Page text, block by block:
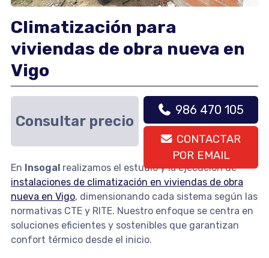
Climatización para
viviendas de obra nueva en
Vigo
Consultar precio
986 470 105
CONTACTAR
POR EMAIL
En Insogalrealizamos el estudio y la ejecución de
instalaciones de climatización en viviendas de obra
nueva en Vigo, dimensionando cada sistema según las
normativas CTE y RITE. Nuestro enfoque se centra en
soluciones eficientes y sostenibles que garantizan
confort térmico desde el inicio.